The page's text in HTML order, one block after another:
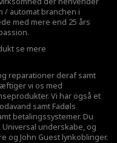
automat branchen i
med mere end 25 års
se mere
reparationer deraf samt
vi os med
Vi har også et
samt Fadøls
betalingssystemer. Du
underskabe, og
og John Guest lynkoblinger.